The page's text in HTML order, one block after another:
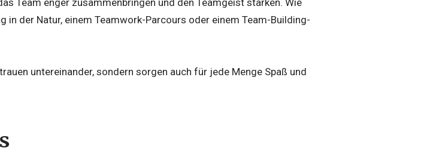
Team enger zusammenbringen und den Teamgeist stärken. Wie
in der Natur, einem Teamwork-Parcours oder einem Team-Building-
untereinander, sondern sorgen auch für jede Menge Spaß und